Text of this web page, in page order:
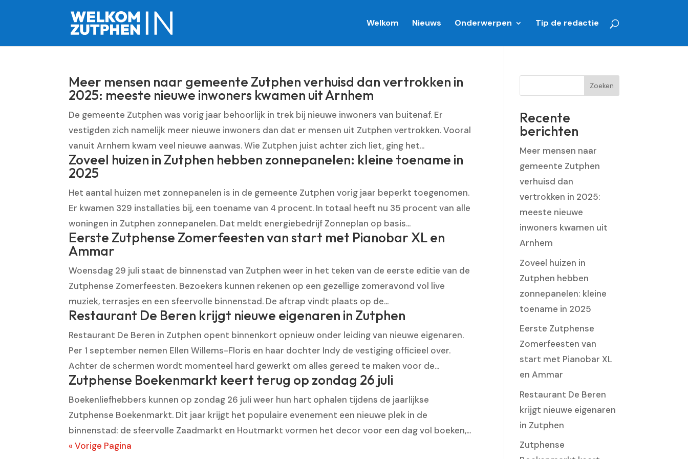
Welkom Nieuws Onderwerpen Tip de redactie
Meer mensen naar gemeente Zutphen verhuisd dan vertrokken in
2025: meeste nieuwe inwoners kwamen uit Arnhem
De gemeente Zutphen was vorig jaar behoorlijk in trek bij nieuwe inwoners van buitenaf. Er
vestigden zich namelijk meer nieuwe inwoners dan dat er mensen uit Zutphen vertrokken. Vooral
vanuit Arnhem kwam veel nieuwe aanwas. Wie Zutphen juist achter zich liet, ging het...
Zoveel huizen in Zutphen hebben zonnepanelen: kleine toename in
2025
Het aantal huizen met zonnepanelen is in de gemeente Zutphen vorig jaar beperkt toegenomen.
Er kwamen 329 installaties bij, een toename van 4 procent. In totaal heeft nu 35 procent van alle
woningen in Zutphen zonnepanelen. Dat meldt energiebedrijf Zonneplan op basis...
Eerste Zutphense Zomerfeesten van start met Pianobar XL en
Ammar
Woensdag 29 juli staat de binnenstad van Zutphen weer in het teken van de eerste editie van de
Zutphense Zomerfeesten. Bezoekers kunnen rekenen op een gezellige zomeravond vol live
muziek, terrasjes en een sfeervolle binnenstad. De aftrap vindt plaats op de...
Restaurant De Beren krijgt nieuwe eigenaren in Zutphen
Restaurant De Beren in Zutphen opent binnenkort opnieuw onder leiding van nieuwe eigenaren.
Per 1 september nemen Ellen Willems-Floris en haar dochter Indy de vestiging officieel over.
Achter de schermen wordt momenteel hard gewerkt om alles gereed te maken voor de...
Zutphense Boekenmarkt keert terug op zondag 26 juli
Boekenliefhebbers kunnen op zondag 26 juli weer hun hart ophalen tijdens de jaarlijkse
Zutphense Boekenmarkt. Dit jaar krijgt het populaire evenement een nieuwe plek in de
binnenstad: de sfeervolle Zaadmarkt en Houtmarkt vormen het decor voor een dag vol boeken,...
« Vorige Pagina
Zoeken
Recente
berichten
Meer mensen naar
gemeente Zutphen
verhuisd dan
vertrokken in 2025:
meeste nieuwe
inwoners kwamen uit
Arnhem
Zoveel huizen in
Zutphen hebben
zonnepanelen: kleine
toename in 2025
Eerste Zutphense
Zomerfeesten van
start met Pianobar XL
en Ammar
Restaurant De Beren
krijgt nieuwe eigenaren
in Zutphen
Zutphense